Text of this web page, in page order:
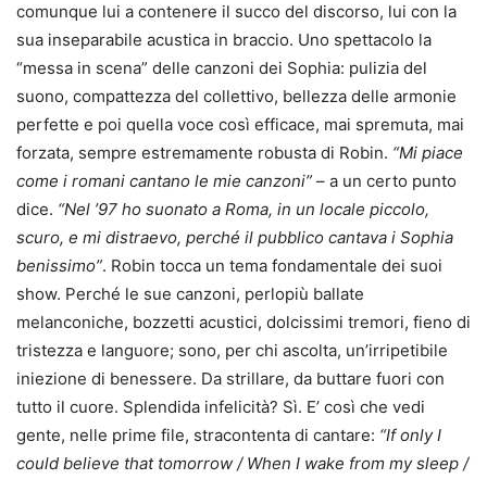
comunque lui a contenere il succo del discorso, lui con la
sua inseparabile acustica in braccio. Uno spettacolo la
“messa in scena” delle canzoni dei Sophia: pulizia del
suono, compattezza del collettivo, bellezza delle armonie
perfette e poi quella voce così efficace, mai spremuta, mai
forzata, sempre estremamente robusta di Robin. “Mi piace
come i romani cantano le mie canzoni” – a un certo punto
dice. “Nel ’97 ho suonato a Roma, in un locale piccolo,
scuro, e mi distraevo, perché il pubblico cantava i Sophia
benissimo”. Robin tocca un tema fondamentale dei suoi
show. Perché le sue canzoni, perlopiù ballate
melanconiche, bozzetti acustici, dolcissimi tremori, fieno di
tristezza e languore; sono, per chi ascolta, un’irripetibile
iniezione di benessere. Da strillare, da buttare fuori con
tutto il cuore. Splendida infelicità? Sì. E’ così che vedi
gente, nelle prime file, stracontenta di cantare: “If only I
could believe that tomorrow / When I wake from my sleep /